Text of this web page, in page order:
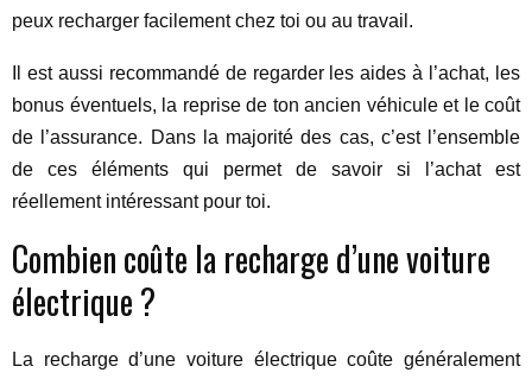
peux recharger facilement chez toi ou au travail.
Il est aussi recommandé de regarder les aides à l’achat, les
bonus éventuels, la reprise de ton ancien véhicule et le coût
de l’assurance. Dans la majorité des cas, c’est l’ensemble
de ces éléments qui permet de savoir si l’achat est
réellement intéressant pour toi.
Combien coûte la recharge d’une voiture
électrique ?
La recharge d’une voiture électrique coûte généralement